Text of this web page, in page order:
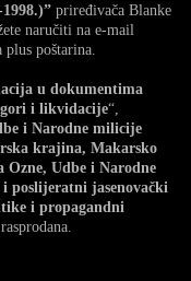
priređivača Blanke
naručiti na e-mail
poštarina.
u dokumentima
i likvidacije“,
i Narodne milicije
krajina, Makarsko
Udbe i Narodne
i poslijeratni jasenovački
i propagandni